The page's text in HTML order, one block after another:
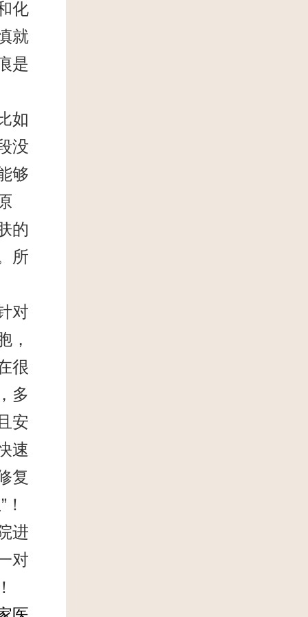
化
就
是
如
没
够
的
所
对
，
很
多
安
速
复
进
对